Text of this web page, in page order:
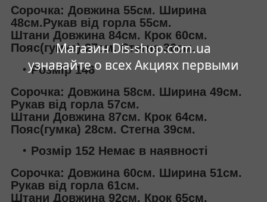
Магазин Dis-shop.com.ua
узнавайте о всех Акциях первыми
Сорочка: Довжина 55см. Ширина
48см.Рукав від горла 55см.
Штани Довжина 84см. Крок 60см.
Пояс(гумка) 27см. Стегна 36см.
Розмір 146
Сорочка: Довжина 58см. Ширина 49см.
Рукав від горла 57см.
Штани Довжина 87см. Крок 64см.
Пояс(гумка) 28см. Стегна 39см.
Розмір 152 Немає в наявності
Сорочка: Довжина 60см. Ширина 51см.
Рукав від горла 61см.
Штани Довжина 92см. Крок 65см.